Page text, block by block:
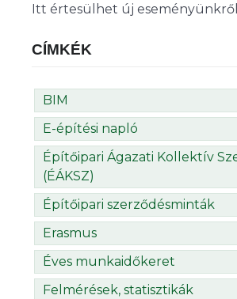
Itt értesülhet új eseményünkről
CÍMKÉK
BIM
E-építési napló
Építőipari Ágazati Kollektív
(ÉÁKSZ)
Építőipari szerződésminták
Erasmus
Éves munkaidőkeret
Felmérések, statisztikák